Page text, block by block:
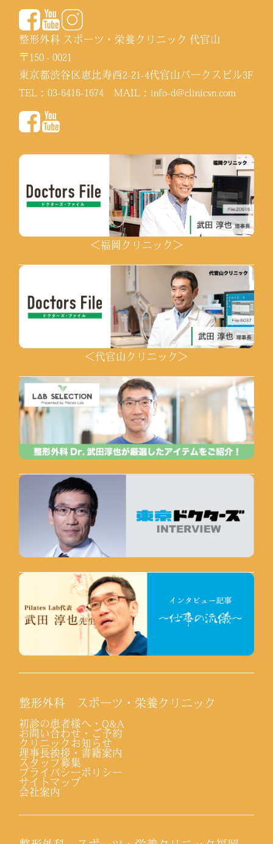
整形外科 スポーツ・栄養クリニック 代官山
〒150 - 0021
東京都渋谷区恵比寿西2-21-4代官山パークスビル3F
TEL：03-6416-1674 MAIL：info-d@clinicsn.com
＜福岡クリニック＞
＜代官山クリニック＞
整形外科 スポーツ・栄養クリニック
初診の患者様へ・Q&A
お問い合わせ・ご予約
クリニックお知らせ
理事長挨拶・書籍案内
スタッフ募集
プライバシーポリシー
サイトマップ
会社案内